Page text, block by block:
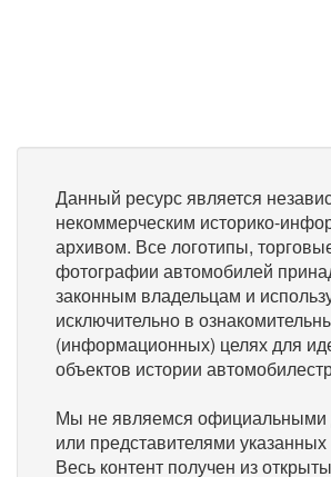
Данный ресурс является
некоммерческим историко-
архивом. Все логотипы,
фотографии автомобилей
законным владельцам и
исключительно в
(информационных) целях для
объектов истории
Мы не являемся официальными
или представителями
Весь контент получен из